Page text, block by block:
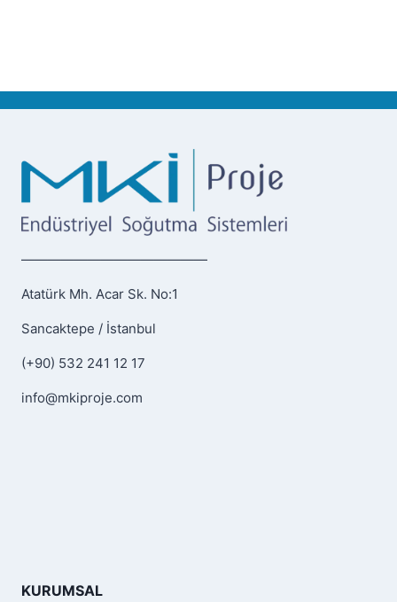
——————————————
Atatürk Mh. Acar Sk. No:1
Sancaktepe / İstanbul
(+90) 532 241 12 17
info@mkiproje.com
KURUMSAL